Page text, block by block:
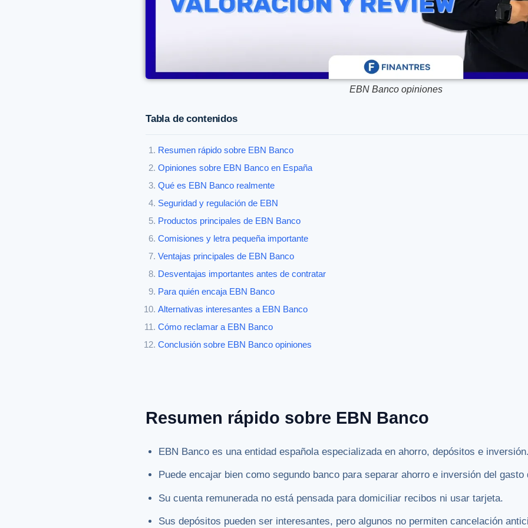
EBN Banco opiniones
Tabla de contenidos
Resumen rápido sobre EBN Banco
Opiniones sobre EBN Banco en España
Qué es EBN Banco realmente
Seguridad y regulación de EBN
Productos principales de EBN Banco
Comisiones y letra pequeña importante
Ventajas principales de EBN Banco
Desventajas importantes antes de contratar
Para quién encaja EBN Banco
Alternativas interesantes a EBN Banco
Cómo reclamar a EBN Banco
Conclusión sobre EBN Banco opiniones
Resumen rápido sobre EBN Banco
EBN Banco es una entidad española especializada en ahorro, depósitos e inversión.
Puede encajar bien como segundo banco para separar ahorro e inversión del gasto
Su cuenta remunerada no está pensada para domiciliar recibos ni usar tarjeta.
Sus depósitos pueden ser interesantes, pero algunos no permiten cancelación